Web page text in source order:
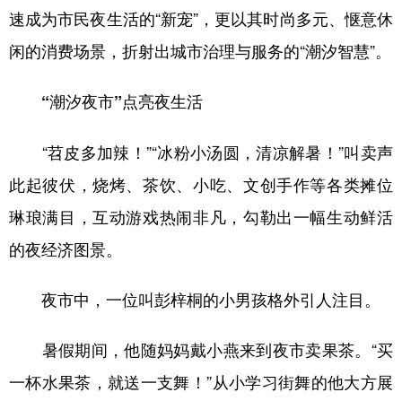
速成为市民夜生活的“新宠”，更以其时尚多元、惬意休
闲的消费场景，折射出城市治理与服务的“潮汐智慧”。
“潮汐夜市”点亮夜生活
“苕皮多加辣！”“冰粉小汤圆，清凉解暑！”叫卖声
此起彼伏，烧烤、茶饮、小吃、文创手作等各类摊位
琳琅满目，互动游戏热闹非凡，勾勒出一幅生动鲜活
的夜经济图景。
夜市中，一位叫彭梓桐的小男孩格外引人注目。
暑假期间，他随妈妈戴小燕来到夜市卖果茶。“买
一杯水果茶，就送一支舞！”从小学习街舞的他大方展